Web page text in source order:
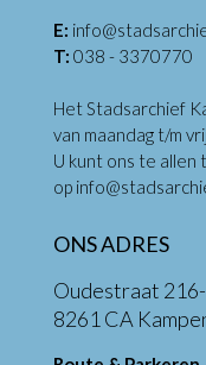
E:
T: 038 - 3370770
Het Stadsarchief
van maandag t/m
U kunt ons te allen
op
ONS ADRES
Oudestraat
8261 CA